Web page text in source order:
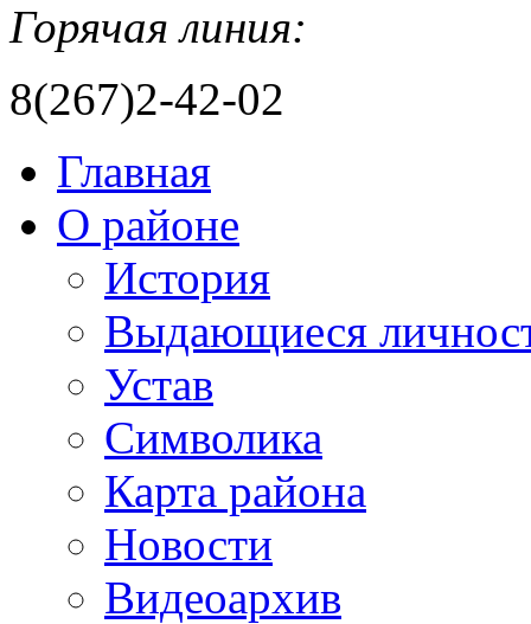
Горячая линия:
8(267)2-42-02
Главная
О районе
История
Выдающиеся
Устав
Символика
Карта района
Новости
Видеоархив